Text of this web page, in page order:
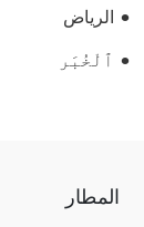
الرياض
ٱلْخُبَر
المطار